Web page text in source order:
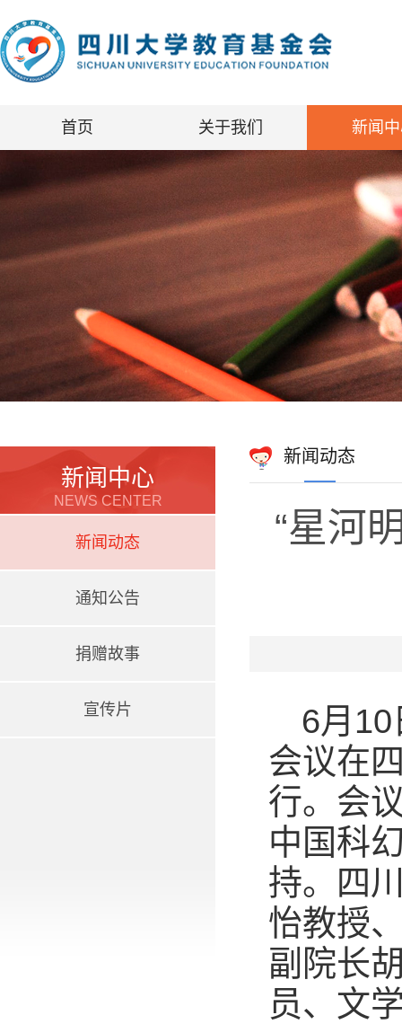
首页 关于我们 新闻
新闻中心
NEWS CENTER
新闻动态
通知公告
捐赠故事
宣传片
新闻动态
“星河
6月10
会议在
行。会
中国科
持。四
怡教授
副院长
员、文